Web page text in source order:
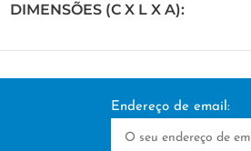
DIMENSÕES (C X L X A)
TÉCNICA DE PERSONALIZAÇÃO
Endereço de email: